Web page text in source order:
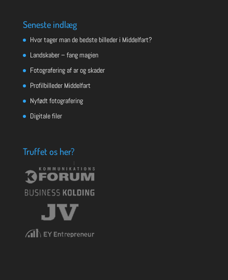
Seneste indlæg
Hvor tager man de bedste billeder i Middelfart?
Landskaber – fang magien
Fotografering af ar og skader
Profilbilleder Middelfart
Nyfødt fotografering
Digitale filer
Truffet os her?